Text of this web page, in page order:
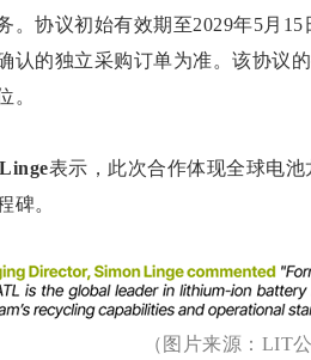
。协议初始有效期至2029年5月
认的独立采购订单为准。该协议
。
表示，此次合作体现全球电池
碑。
（图片来源：LIT公